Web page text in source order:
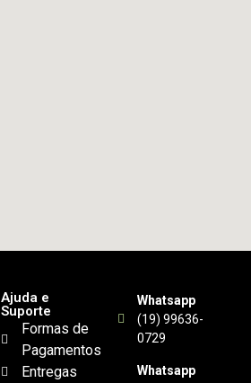
Ajuda e
Suporte
Formas de
Pagamentos
Entregas
Whatsapp
(19) 99636-
0729
Whatsapp